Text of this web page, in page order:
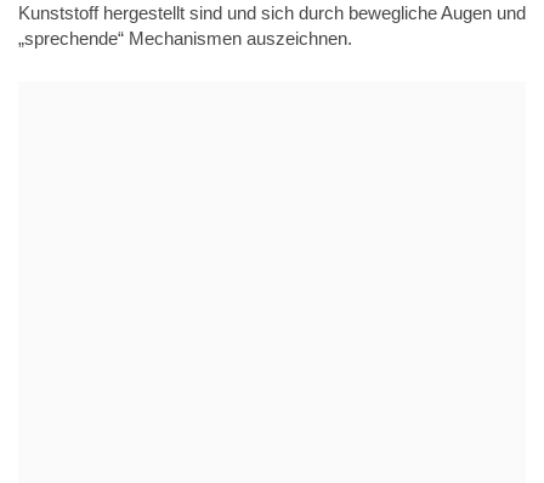
Kunststoff hergestellt sind und sich durch bewegliche Augen und
„sprechende“ Mechanismen auszeichnen.